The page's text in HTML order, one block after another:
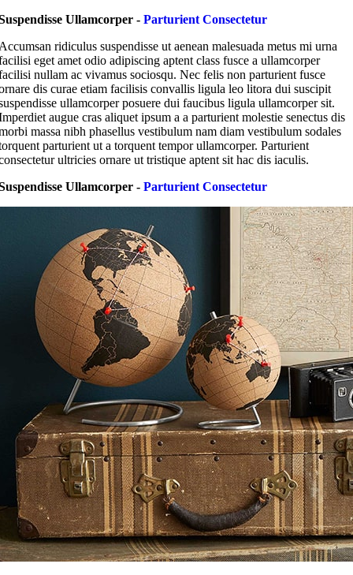
Ullamcorper - Parturient Consectetur
ridiculus suspendisse ut aenean malesuada metus mi urna
eget amet odio adipiscing aptent class fusce a ullamcorper
nullam ac vivamus sociosqu. Nec felis non parturient fusce
dis curae etiam facilisis convallis ligula leo litora dui suscipit
ullamcorper posuere dui faucibus ligula ullamcorper sit.
augue cras aliquet ipsum a a parturient molestie senectus dis
massa nibh phasellus vestibulum nam diam vestibulum sodales
parturient ut a torquent tempor ullamcorper. Parturient
ultricies ornare ut tristique aptent sit hac dis iaculis.
Ullamcorper - Parturient Consectetur